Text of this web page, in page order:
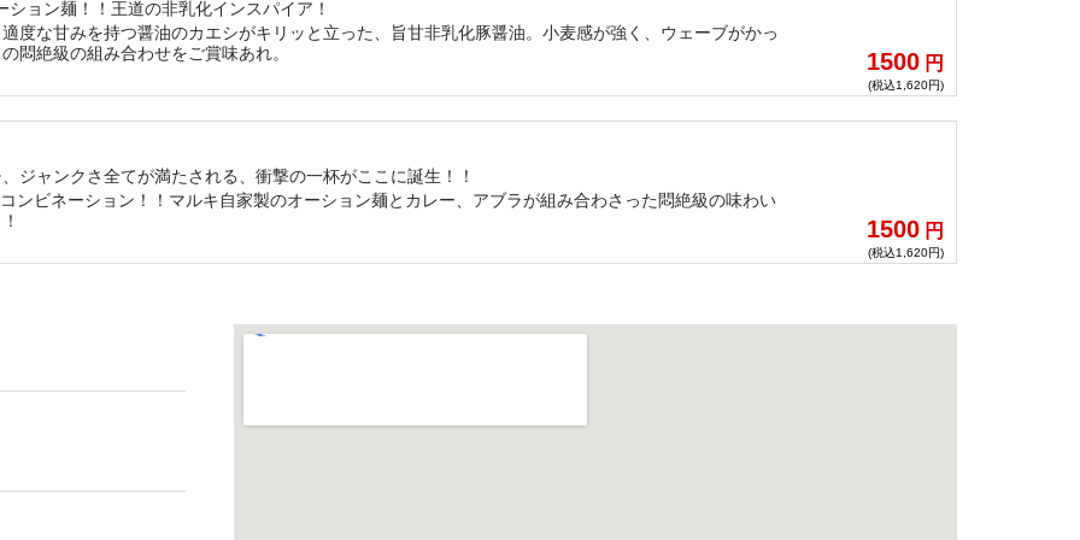
ョン麺！！王道の非乳化インスパイア！
度な甘みを持つ醤油のカエシがキリッと立った、旨甘非乳化豚醤油。小麦感が強く、ウェーブがかっ
悶絶級の組み合わせをご賞味あれ。
1500 円
(税込1,620円)
ジャンクさ全てが満たされる、衝撃の一杯がここに誕生！！
ンビネーション！！マルキ自家製のオーション麺とカレー、アブラが組み合わさった悶絶級の味わい
1500 円
(税込1,620円)